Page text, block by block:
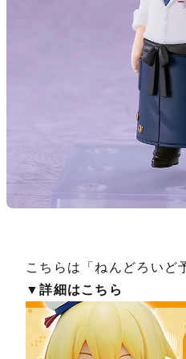
こちらは「ねんどろいど
▼詳細はこちら